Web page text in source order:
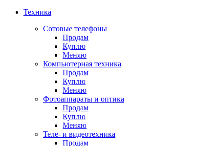
Техника
Сотовые телефоны
Продам
Куплю
Меняю
Компьютерная техника
Продам
Куплю
Меняю
Фотоаппараты и оптика
Продам
Куплю
Меняю
Теле- и видеотехника
Продам